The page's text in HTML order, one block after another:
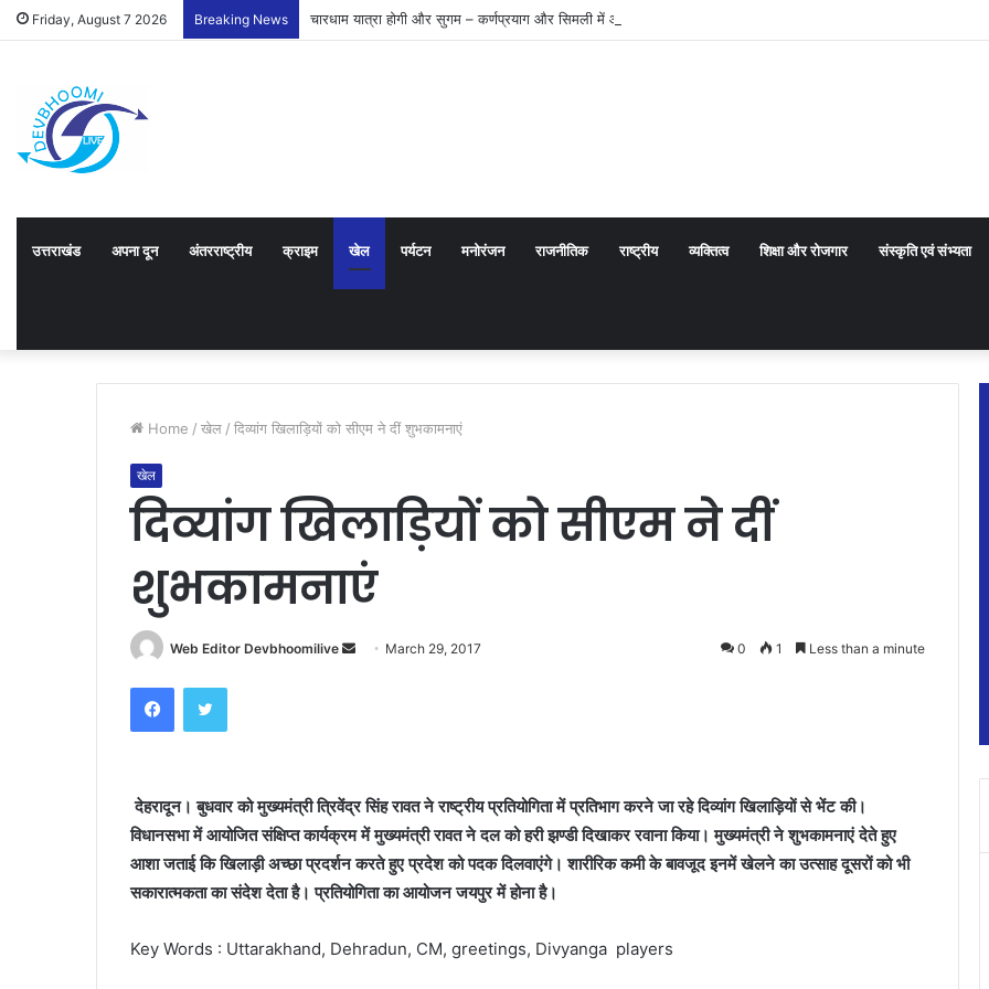
Friday, August 7 2026 Breaking News चारधाम यात्रा होगी और सुगम – कर्णप्रयाग और सिमली में आधुनिक पार्किंग परियोजनाओं को मिली रफ्तार
उत्तराखंड अपना दून अंतरराष्ट्रीय क्राइम खेल पर्यटन मनोरंजन राजनीतिक राष्ट्रीय व्यक्तित्व शिक्षा और रोजगार संस्कृति एवं संभ्यता
Home / खेल / दिव्यांग खिलाड़ियों को सीएम ने दीं शुभकामनाएं
खेल
दिव्यांग खिलाड़ियों को सीएम ने दीं
शुभकामनाएं
Web Editor Devbhoomilive
Send March 29, 2017 0 1 Less than a minute
FacebookTwitter
देहरादून। बुधवार को मुख्यमंत्री त्रिवेंद्र सिंह रावत ने राष्ट्रीय प्रतियोगिता में प्रतिभाग करने जा रहे दिव्यांग खिलाड़ियों से भेंट की।
विधानसभा में आयोजित संक्षिप्त कार्यक्रम में मुख्यमंत्री रावत ने दल को हरी झण्डी दिखाकर रवाना किया। मुख्यमंत्री ने शुभकामनाएं देते हुए
आशा जताई कि खिलाड़ी अच्छा प्रदर्शन करते हुए प्रदेश को पदक दिलवाएंगे। शारीरिक कमी के बावजूद इनमें खेलने का उत्साह दूसरों को भी
सकारात्मकता का संदेश देता है। प्रतियोगिता का आयोजन जयपुर में होना है।
Key Words : Uttarakhand, Dehradun, CM, greetings, Divyanga players